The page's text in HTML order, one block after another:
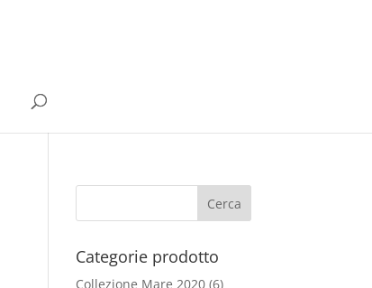
Categorie prodotto
Collezione Mare 2020 (6)